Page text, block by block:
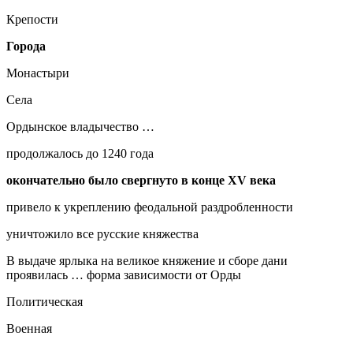
Крепости
Города
Монастыри
Села
Ордынское владычество …
продолжалось до 1240 года
окончательно было свергнуто в конце XV века
привело к укреплению феодальной раздробленности
уничтожило все русские княжества
В выдаче ярлыка на великое княжение и сборе дани
проявилась … форма зависимости от Орды
Политическая
Военная